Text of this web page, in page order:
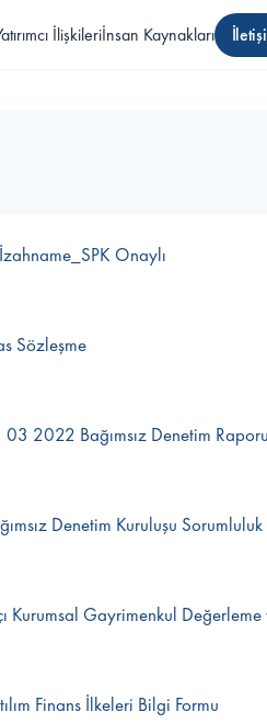
İlişkileriİnsan Kaynakları
Onaylı
Sözleşme
03 2022 Bağımsız Denetim Raporu
Denetim Kuruluşu Sorumluluk
Kurumsal Gayrimenkul
Finans İlkeleri Bilgi Formu